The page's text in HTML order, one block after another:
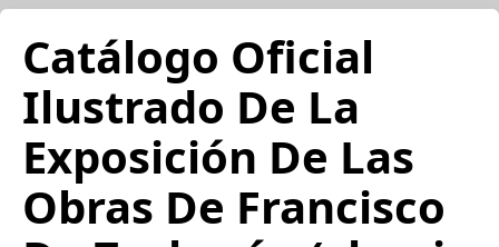
Catálogo Oficial
Ilustrado De La
Exposición De Las
Obras De Francisco